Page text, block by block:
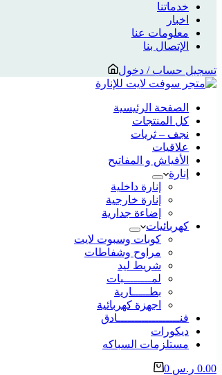
خدماتنا
اخبار
معلومات عنا
الإتصال بنا
تسجيل حساب / دخول
الصفحة الرئيسية
كل المنتجات
نجف – ثريات
علاقيات
الأفياش و المفاتيح
إنارة
إنارة داخلية
إنارة خارجية
إضاءة جدارية
كهربائيات
كوبات وسبوت لايت
مراوح وشفاطات
شريط ليد
لمــــــــبات
بطـــــارية
اجهزة كهربائية
فنــــــــــــــــــادق
ديكورات
مستلزمات السباكه
0.00 ر.س 0